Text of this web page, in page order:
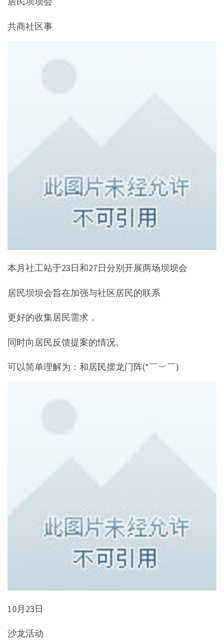
共商社区事
本月社工站于23日和27日分别开展两场坝坝会
居民坝坝会旨在加强与社区居民的联系
更好的收集居民需求，
同时向居民反馈提案的情况。
可以简单理解为：和居民摆龙门阵(*￣︶￣)
10月23日
沙龙活动